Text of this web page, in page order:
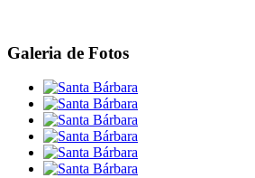
Galeria de Fotos